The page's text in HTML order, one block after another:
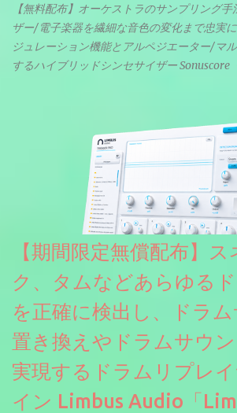
【無料配布】オーケストラのサンプリング
ザー/電子楽器を繊細な音色の変化まで忠実
ジュレーション機能とアルペジエーター/マ
するハイブリッドシンセサイザー Sonuscore
えるようになっています。総容量も7GBを超
より音色が作りこまれているため、あらかじ
グラムされているプリセットも多いですが、
とももちろんできます。 ほとんどのシンセラ
度サンプリングしてベロシティで音量を調整
ELYSIONは違います。ビンテージシンセを含
複数のベロシティレイヤーにわたって録音し
することで、弱く演奏した場合と強く演奏し
る音色が得られます。単に音量を変えただけ
せん。
【期間限定無償配布】
ク、タムなどあらゆる
を正確に検出し、ドラ
置き換えやドラムサウ
実現するドラムリプレ
イン Limbus Audio「